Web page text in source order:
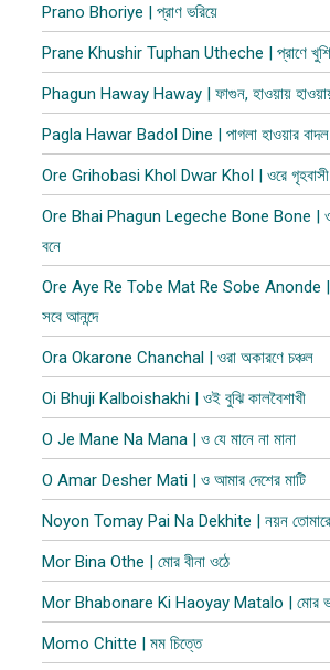
Prano Bhoriye | প্রাণ ভরিয়ে
Prane Khushir Tuphan Utheche | প্রাণে
Phagun Haway Haway | ফাগুন, হাওয়ায়
Pagla Hawar Badol Dine | পাগলা হাওয়ার
Ore Grihobasi Khol Dwar Khol | ওরে গৃহবাসী
Ore Bhai Phagun Legeche Bone Bone |
বনে
Ore Aye Re Tobe Mat Re Sobe Anonde |
সবে আনন্দে
Ora Okarone Chanchal | ওরা অকারণে চঞ্চল
Oi Bhuji Kalboishakhi | ওই বুঝি কালবৈশাখী
O Je Mane Na Mana | ও যে মানে না মানা
O Amar Desher Mati | ও আমার দেশের মাটি
Noyon Tomay Pai Na Dekhite | নয়ন তোমারে
Mor Bina Othe | মোর বীনা ওঠে
Mor Bhabonare Ki Haoyay Matalo | মোর
Momo Chitte | মম চিত্তে